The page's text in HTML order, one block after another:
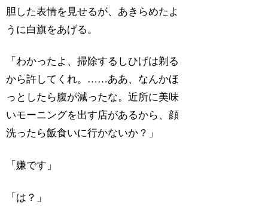
胆した表情を見せるが、あきらめたよ
うに白旗をあげる。
「わかったよ、掃除するしひげは剃る
から許してくれ。……ああ、なんかほ
っとしたら腹が減ったな。近所に美味
いモーニングを出す店があるから、顔
洗ったら飯食いに行かないか？」
「嫌です」
「は？」